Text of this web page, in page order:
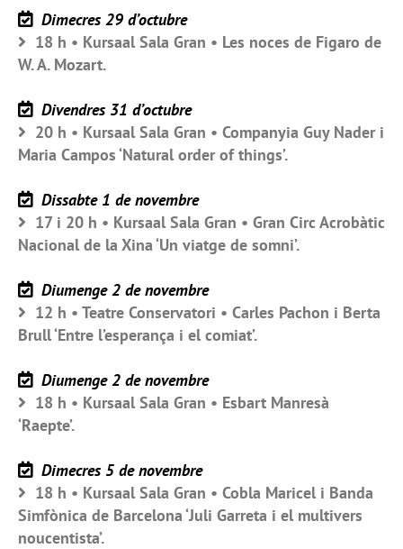
Dimecres 29 d’octubre
18 h • Kursaal Sala Gran • Les noces de Figaro de
W. A. Mozart.
Divendres 31 d’octubre
20 h • Kursaal Sala Gran • Companyia Guy Nader i
Maria Campos ‘Natural order of things’.
Dissabte 1 de novembre
17 i 20 h • Kursaal Sala Gran • Gran Circ Acrobàtic
Nacional de la Xina ‘Un viatge de somni’.
Diumenge 2 de novembre
12 h • Teatre Conservatori • Carles Pachon i Berta
Brull ‘Entre l’esperança i el comiat’.
Diumenge 2 de novembre
18 h • Kursaal Sala Gran • Esbart Manresà
‘Raepte’.
Dimecres 5 de novembre
18 h • Kursaal Sala Gran • Cobla Maricel i Banda
Simfònica de Barcelona ‘Juli Garreta i el multivers
noucentista’.